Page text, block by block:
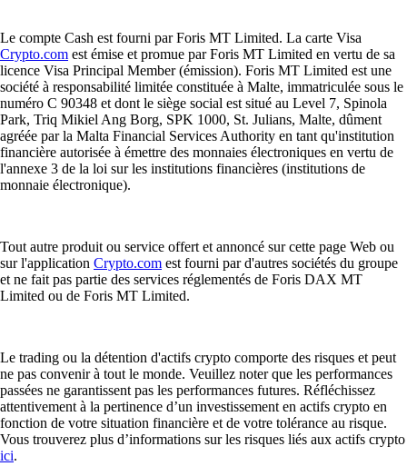
Le compte Cash est fourni par Foris MT Limited. La carte Visa
Crypto.com est émise et promue par Foris MT Limited en vertu de sa
licence Visa Principal Member (émission). Foris MT Limited est une
société à responsabilité limitée constituée à Malte, immatriculée sous le
numéro C 90348 et dont le siège social est situé au Level 7, Spinola
Park, Triq Mikiel Ang Borg, SPK 1000, St. Julians, Malte, dûment
agréée par la Malta Financial Services Authority en tant qu'institution
financière autorisée à émettre des monnaies électroniques en vertu de
l'annexe 3 de la loi sur les institutions financières (institutions de
monnaie électronique).
Tout autre produit ou service offert et annoncé sur cette page Web ou
sur l'application Crypto.com est fourni par d'autres sociétés du groupe
et ne fait pas partie des services réglementés de Foris DAX MT
Limited ou de Foris MT Limited.
Le trading ou la détention d'actifs crypto comporte des risques et peut
ne pas convenir à tout le monde. Veuillez noter que les performances
passées ne garantissent pas les performances futures. Réfléchissez
attentivement à la pertinence d’un investissement en actifs crypto en
fonction de votre situation financière et de votre tolérance au risque.
Vous trouverez plus d’informations sur les risques liés aux actifs crypto
ici.